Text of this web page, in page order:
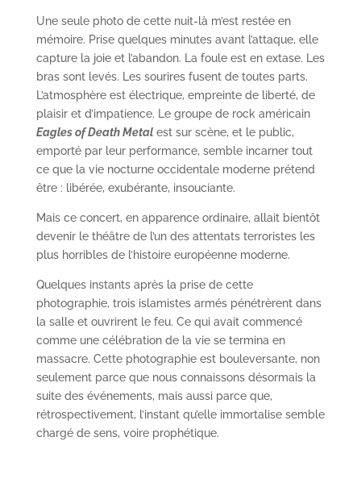
Une seule photo de cette nuit-là m’est restée en
mémoire. Prise quelques minutes avant l’attaque, elle
capture la joie et l’abandon. La foule est en extase. Les
bras sont levés. Les sourires fusent de toutes parts.
L’atmosphère est électrique, empreinte de liberté, de
plaisir et d’impatience. Le groupe de rock américain
Eagles of Death Metalest sur scène, et le public,
emporté par leur performance, semble incarner tout
ce que la vie nocturne occidentale moderne prétend
être : libérée, exubérante, insouciante.
Mais ce concert, en apparence ordinaire, allait bientôt
devenir le théâtre de l’un des attentats terroristes les
plus horribles de l’histoire européenne moderne.
Quelques instants après la prise de cette
photographie, trois islamistes armés pénétrèrent dans
la salle et ouvrirent le feu. Ce qui avait commencé
comme une célébration de la vie se termina en
massacre. Cette photographie est bouleversante, non
seulement parce que nous connaissons désormais la
suite des événements, mais aussi parce que,
rétrospectivement, l’instant qu’elle immortalise semble
chargé de sens, voire prophétique.